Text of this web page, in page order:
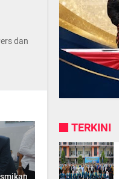
dan
TERKINI